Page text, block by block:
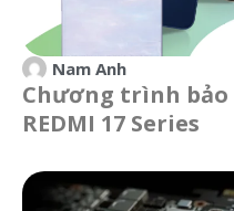
Nam Anh
Chương trình
REDMI 17 Series